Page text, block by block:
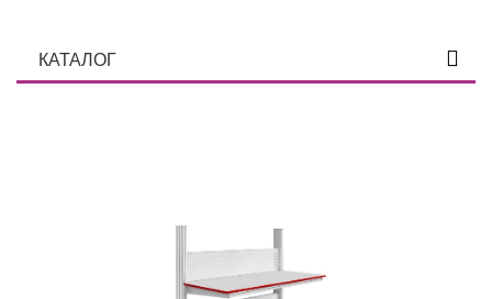
КАТАЛОГ
Тележки и тумбы для инструмента
Тумбы, шкафы и тележки диагностические /